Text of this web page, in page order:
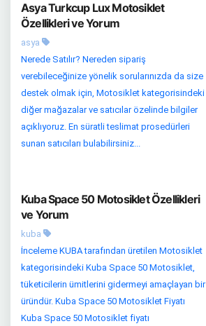
Asya Turkcup Lux Motosiklet
Özellikleri ve Yorum
asya
Nerede Satılır? Nereden sipariş
verebileceğinize yönelik sorularınızda da size
destek olmak için, Motosiklet kategorisindeki
diğer mağazalar ve satıcılar özelinde bilgiler
açıklıyoruz. En süratli teslimat prosedürleri
sunan satıcıları bulabilirsiniz...
Kuba Space 50 Motosiklet Özellikleri
ve Yorum
kuba
İnceleme KUBA tarafından üretilen Motosiklet
kategorisindeki Kuba Space 50 Motosiklet,
tüketicilerin ümitlerini gidermeyi amaçlayan bir
üründür. Kuba Space 50 Motosiklet Fiyatı
Kuba Space 50 Motosiklet fiyatı